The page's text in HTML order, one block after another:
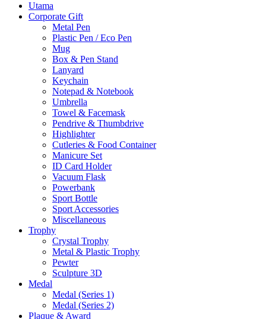
Utama
Corporate Gift
Metal Pen
Plastic Pen / Eco Pen
Mug
Box & Pen Stand
Lanyard
Keychain
Notepad & Notebook
Umbrella
Towel & Facemask
Pendrive & Thumbdrive
Highlighter
Cutleries & Food Container
Manicure Set
ID Card Holder
Vacuum Flask
Powerbank
Sport Bottle
Sport Accessories
Miscellaneous
Trophy
Crystal Trophy
Metal & Plastic Trophy
Pewter
Sculpture 3D
Medal
Medal (Series 1)
Medal (Series 2)
Plaque & Award